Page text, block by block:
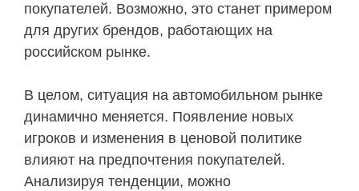
покупателей. Возможно, это станет примером
для других брендов, работающих на
российском рынке.
В целом, ситуация на автомобильном рынке
динамично меняется. Появление новых
игроков и изменения в ценовой политике
влияют на предпочтения покупателей.
Анализируя тенденции, можно